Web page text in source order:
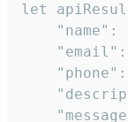
let
"name":